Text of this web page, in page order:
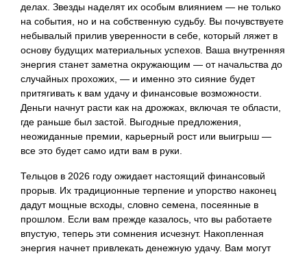
делах. Звезды наделят их особым влиянием — не только
на события, но и на собственную судьбу. Вы почувствуете
небывалый прилив уверенности в себе, который ляжет в
основу будущих материальных успехов. Ваша внутренняя
энергия станет заметна окружающим — от начальства до
случайных прохожих, — и именно это сияние будет
притягивать к вам удачу и финансовые возможности.
Деньги начнут расти как на дрожжах, включая те области,
где раньше был застой. Выгодные предложения,
неожиданные премии, карьерный рост или выигрыш —
все это будет само идти вам в руки.
Тельцов в 2026 году ожидает настоящий финансовый
прорыв. Их традиционные терпение и упорство наконец
дадут мощные всходы, словно семена, посеянные в
прошлом. Если вам прежде казалось, что вы работаете
впустую, теперь эти сомнения исчезнут. Накопленная
энергия начнет привлекать денежную удачу. Вам могут